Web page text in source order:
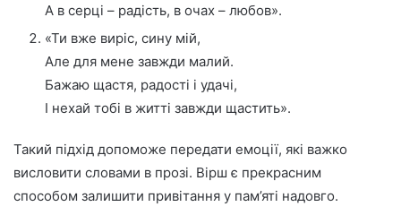
А в серці – радість, в очах – любов».
«Ти вже виріс, сину мій,
Але для мене завжди малий.
Бажаю щастя, радості і удачі,
І нехай тобі в житті завжди щастить».
Такий підхід допоможе передати емоції, які важко
висловити словами в прозі. Вірш є прекрасним
способом залишити привітання у пам’яті надовго.